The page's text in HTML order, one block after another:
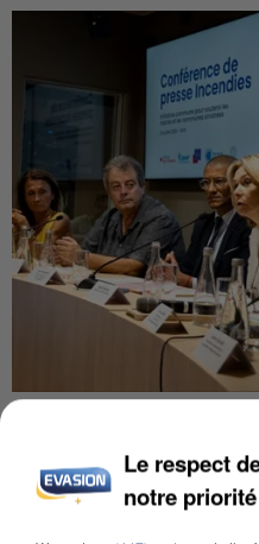
INCENDIES : L’ÎLE-DE-
Le respect
notre priorité